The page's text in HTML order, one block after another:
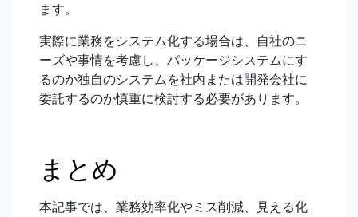
ます。
実際に業務をシステム化する場合は、自社のニ
ーズや事情を考慮し、パッケージシステムにす
るのか独自のシステムを社内または開発会社に
委託するのか慎重に検討する必要があります。
まとめ
本記事では、業務効率化やミス削減、見える化